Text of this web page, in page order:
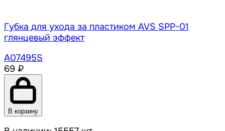
Губка для ухода за пластиком AVS SPP-01
глянцевый эффект
A07495S
69 ₽
В корзину